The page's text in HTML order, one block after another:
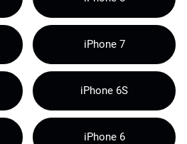
iPhone 7
iPhone 6S
iPhone 6